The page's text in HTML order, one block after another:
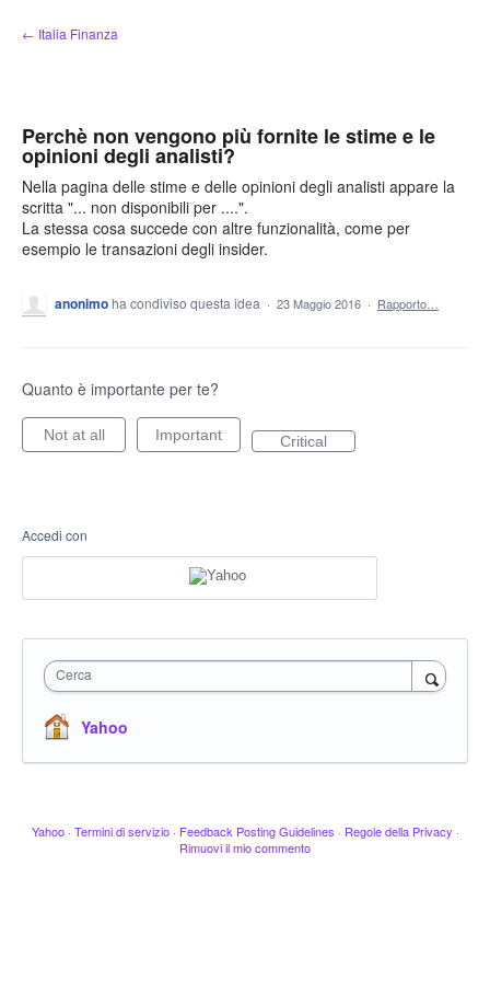
Salta
al
← Italia Finanza
Perchè non vengono più fornite le stime e le
opinioni degli analisti?
Nella pagina delle stime e delle opinioni degli analisti appare la
scritta "... non disponibili per ....".
La stessa cosa succede con altre funzionalità, come per
esempio le transazioni degli insider.
anonimoha condiviso questa idea · 23 Maggio 2016 · Rapporto…
Quanto è importante per te?
Not at all Important Critical
Accedi con
Cerca
Yahoo
Yahoo · Termini di servizio · Feedback Posting Guidelines · Regole della Privacy ·
Rimuovi il mio commento